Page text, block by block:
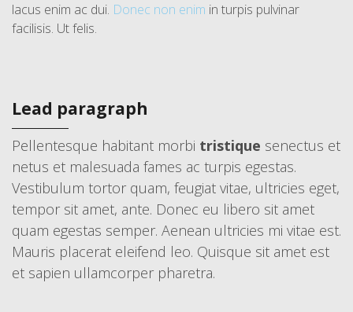
lacus enim ac dui. Donec non enim in turpis pulvinar
facilisis. Ut felis.
Lead paragraph
Pellentesque habitant morbi tristique senectus et
netus et malesuada fames ac turpis egestas.
Vestibulum tortor quam, feugiat vitae, ultricies eget,
tempor sit amet, ante. Donec eu libero sit amet
quam egestas semper. Aenean ultricies mi vitae est.
Mauris placerat eleifend leo. Quisque sit amet est
et sapien ullamcorper pharetra.